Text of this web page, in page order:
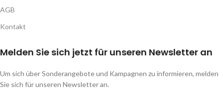
AGB
Kontakt
Melden Sie sich jetzt für unseren Newsletter an
Um sich über Sonderangebote und Kampagnen zu informieren, melden
Sie sich für unseren Newsletter an.